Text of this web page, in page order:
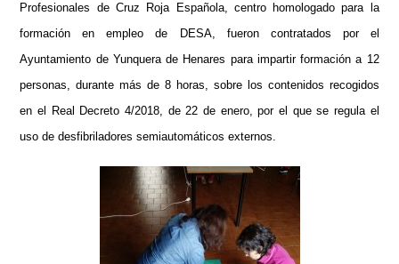
Profesionales de Cruz Roja Española, centro homologado para la
formación en empleo de DESA, fueron contratados por el
Ayuntamiento de Yunquera de Henares para impartir formación a 12
personas, durante más de 8 horas, sobre los contenidos recogidos
en el Real Decreto 4/2018, de 22 de enero, por el que se regula el
uso de desfibriladores semiautomáticos externos.